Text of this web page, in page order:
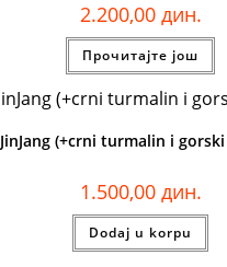
2.200,00 дин.
Прочитајте још
JinJang (+crni turmalin i
1.500,00 дин.
Dodaj u korpu